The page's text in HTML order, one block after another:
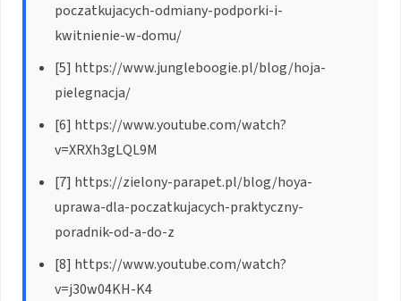
poczatkujacych-odmiany-podporki-i-
kwitnienie-w-domu/
[5] https://www.jungleboogie.pl/blog/hoja-
pielegnacja/
[6] https://www.youtube.com/watch?
v=XRXh3gLQL9M
[7] https://zielony-parapet.pl/blog/hoya-
uprawa-dla-poczatkujacych-praktyczny-
poradnik-od-a-do-z
[8] https://www.youtube.com/watch?
v=j30w04KH-K4